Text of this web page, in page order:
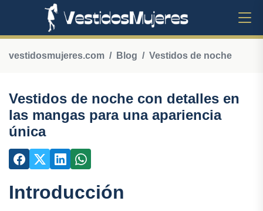
vestidosmujeres.com Blog Vestidos de noche
Vestidos de noche con detalles en
las mangas para una apariencia
única
Introducción